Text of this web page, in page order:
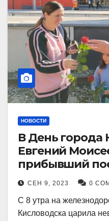
НОВОСТИ
В День города
Евгений
прибывший
СЕН 9, 2023 0
С 8 утра на
Кисловодска царила